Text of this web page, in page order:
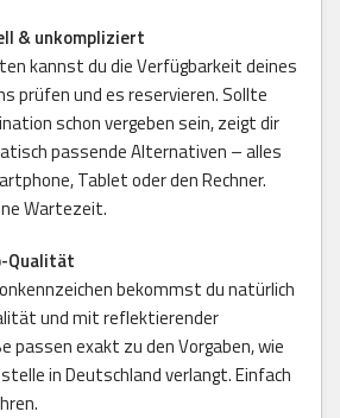
& unkompliziert
kannst du die Verfügbarkeit deines
prüfen und es reservieren. Sollte
schon vergeben sein, zeigt dir
passende Alternativen – alles
Tablet oder den Rechner.
Wartezeit.
Qualität
bekommst du natürlich
und mit reflektierender
passen exakt zu den Vorgaben, wie
in Deutschland verlangt. Einfach